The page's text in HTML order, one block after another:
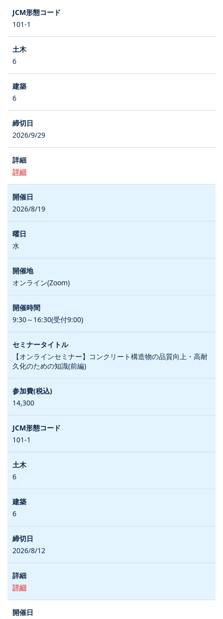
101-1
6
6
2026/9/29
詳細
2026/8/19
水
オンライン(Zoom)
9:30～16:30(受付9:00)
【オンラインセミナー】コンクリート構造物の品質向上・高耐
久化のための知識(前編)
14,300
101-1
6
6
2026/8/12
詳細